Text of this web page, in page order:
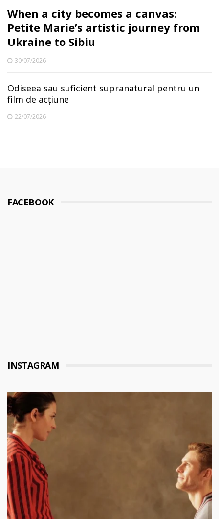
When a city becomes a canvas:
Petite Marie’s artistic journey from
Ukraine to Sibiu
30/07/2026
Odiseea sau suficient supranatural pentru un
film de acțiune
22/07/2026
FACEBOOK
INSTAGRAM